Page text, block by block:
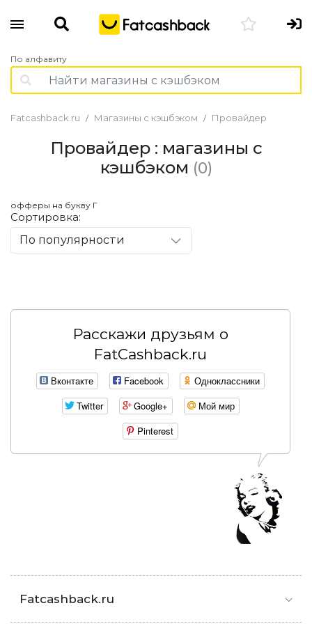
По алфавиту
Fatcashback.ru Магазины с кэшбэком Провайдер
Провайдер : магазины с
кэшбэком (0)
офферы на букву Г
Сортировка:
По популярности
Расскажи друзьям о
FatCashback.ru
Вконтакте Facebook
Одноклассники
Twitter
Google+
Мой мир
Pinterest
Fatcashback.ru